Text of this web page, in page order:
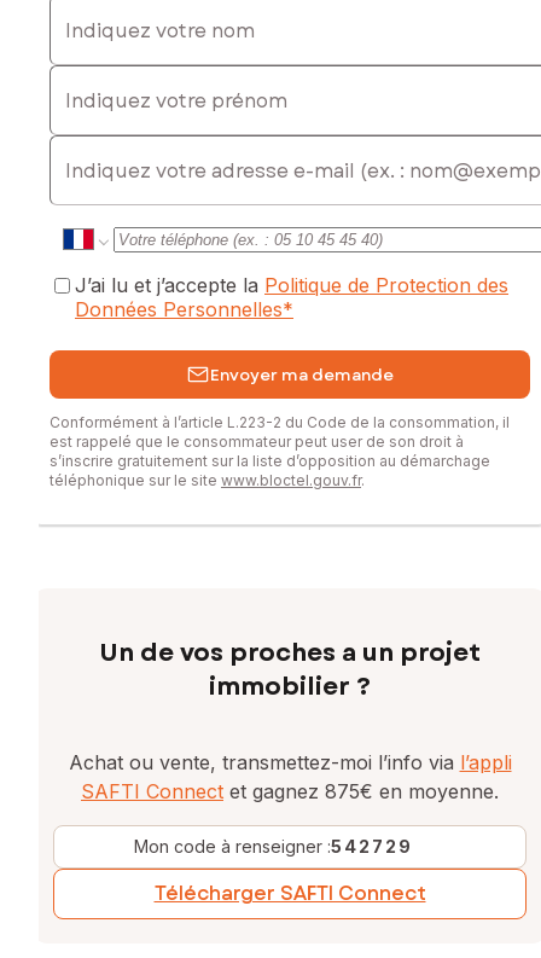
Indiquez votre nom
Indiquez votre prénom
E-mail
J’ai lu et j’accepte la Politique de Protection des
Données Personnelles*
Envoyer ma demande
Conformément à l’article L.223-2 du Code de la consommation, il
est rappelé que le consommateur peut user de son droit à
s’inscrire gratuitement sur la liste d’opposition au démarchage
téléphonique sur le site www.bloctel.gouv.fr.
Un de vos proches a un projet
immobilier ?
Achat ou vente, transmettez-moi l’info via l’appli
SAFTI Connect et gagnez 875€ en moyenne.
Mon code à renseigner :542729
Télécharger SAFTI Connect